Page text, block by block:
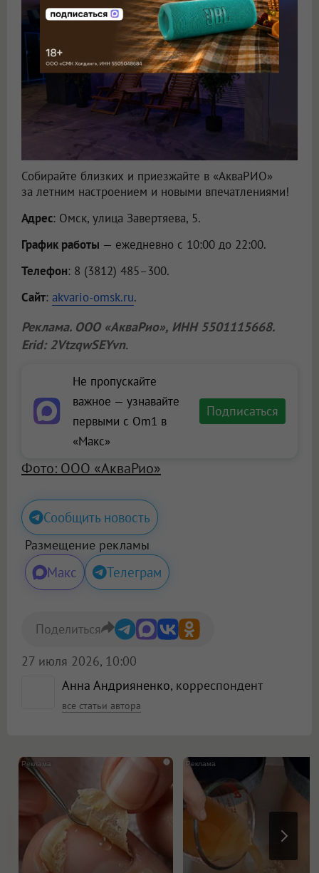
Собирайте близких и приезжайте в «АкваРИО»
за летним настроением и новыми впечатлениями!
Адрес: Омск, улица Завертяева, 5.
График работы — ежедневно с 10:00 до 22:00.
Телефон: 8 (3812) 485–300.
Сайт: akvario-omsk.ru.
Реклама. ООО «АкваРио», ИНН 5501115668.
Erid: 2VtzqwSEYvn.
Не пропускайте
важное — узнавайте
первыми с Om1 в
«Макс»
Подписаться
Фото: ООО «АкваРио»
Сообщить новость
Размещение рекламы
Макс Телеграм
Анна Андрияненко, корреспондент
все статьи автора
27 июля 2026, 10:00
Поделиться
i